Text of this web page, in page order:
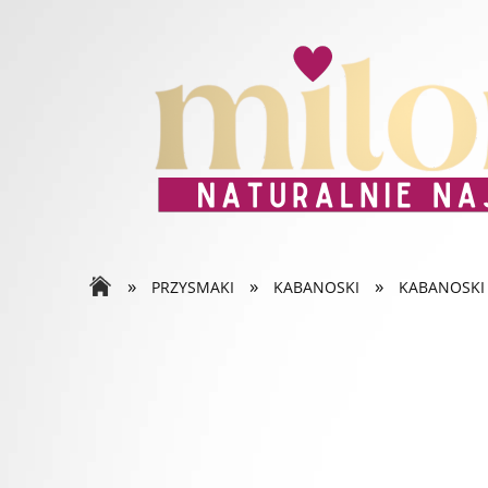
» PRZYSMAKI » KABANOSKI »